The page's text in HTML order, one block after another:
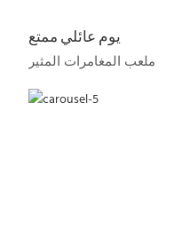
يوم عائلي ممتع
ملعب المغامرات المثير